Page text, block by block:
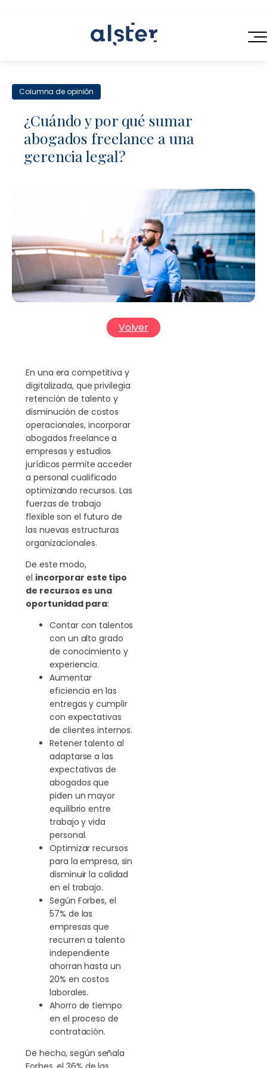
Servicios Legales de Próxima Generación
Consultoría en Operaciones Legales
Contratación Eficiente
Talento Legal Flexible
QUIÉNES SOMOS
BLOG
Columna de opinión
¿Cuándo y por qué sumar
abogados freelance a una
gerencia legal?
Volver
En una era competitiva y
digitalizada, que privilegia
retención de talento y
disminución de costos
operacionales, incorporar
abogados freelance a
empresas y estudios
jurídicos permite acceder
a personal cualificado
optimizando recursos. Las
fuerzas de trabajo
flexible son el futuro de
las nuevas estructuras
organizacionales.
De este modo,
el incorporar este tipo
de recursos es una
oportunidad para:
Contar con talentos
con un alto grado
de conocimiento y
experiencia.
Aumentar
eficiencia en las
entregas y cumplir
con expectativas
de clientes internos.
Retener talento al
adaptarse a las
expectativas de
abogados que
piden un mayor
equilibrio entre
trabajo y vida
personal.
Optimizar recursos
para la empresa, sin
disminuir la calidad
en el trabajo.
Según Forbes, el
57% de las
empresas que
recurren a talento
independiente
ahorran hasta un
20% en costos
laborales.
Ahorro de tiempo
en el proceso de
contratación.
De hecho, según señala